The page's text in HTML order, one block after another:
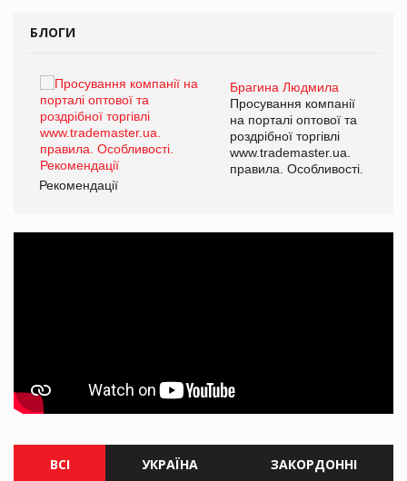
БЛОГИ
Брагина Людмила
Просування компанії
на порталі оптової та
роздрібної торгівлі
www.trademaster.ua.
правила. Особливості.
Рекомендації
ВСІ УКРАЇНА ЗАКОРДОННІ